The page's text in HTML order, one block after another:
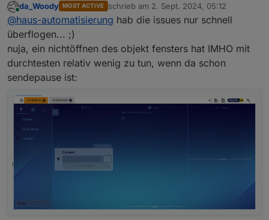
rules.
ich denke, es liegt daran, weil kein brimborium
gemacht wurde bei einführung und viele sich damit
noch gar nicht beschäftigt haben. sei es, weil sie
mit js, oder blockly auf du sind.
anyway, das sollte keinesfalls schlechte kritik sein!
ich weis, manchmal lesen sich meine beiträge etwas
wohl niemand gemacht und gemerkt (ich
zumindest nicht).
Und bei den Issues sind ja super viele
Feature Requests dabei.
Online
da_Woody MOST ACTIVE schrieb am 2. Sept. 2024, 05:12
zuletzt editiert von
@haus-automatisierung hab die issues nur schnell
überflogen... ;)
nuja, ein nichtöffnen des objekt fensters hat IMHO mit
durchtesten relativ wenig zu tun, wenn da schon
sendepause ist: